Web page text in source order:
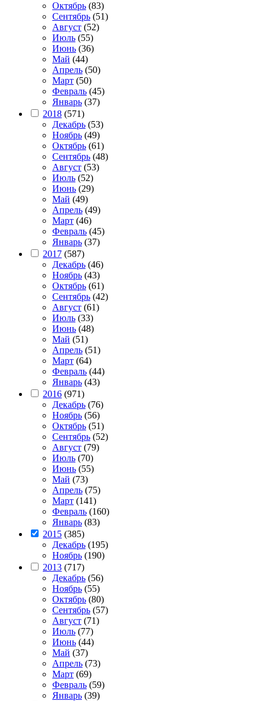
Октябрь (83)
Сентябрь (51)
Август (52)
Июль (55)
Июнь (36)
Май (44)
Апрель (50)
Март (50)
Февраль (45)
Январь (37)
2018 (571)
Декабрь (53)
Ноябрь (49)
Октябрь (61)
Сентябрь (48)
Август (53)
Июль (52)
Июнь (29)
Май (49)
Апрель (49)
Март (46)
Февраль (45)
Январь (37)
2017 (587)
Декабрь (46)
Ноябрь (43)
Октябрь (61)
Сентябрь (42)
Август (61)
Июль (33)
Июнь (48)
Май (51)
Апрель (51)
Март (64)
Февраль (44)
Январь (43)
2016 (971)
Декабрь (76)
Ноябрь (56)
Октябрь (51)
Сентябрь (52)
Август (79)
Июль (70)
Июнь (55)
Май (73)
Апрель (75)
Март (141)
Февраль (160)
Январь (83)
2015 (385)
Декабрь (195)
Ноябрь (190)
2013 (717)
Декабрь (56)
Ноябрь (55)
Октябрь (80)
Сентябрь (57)
Август (71)
Июль (77)
Июнь (44)
Май (37)
Апрель (73)
Март (69)
Февраль (59)
Январь (39)